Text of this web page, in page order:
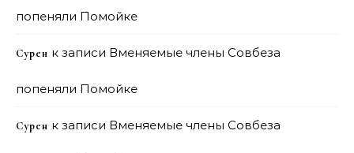
попеняли Помойке
Сурен к записи Вменяемые члены Совбеза
попеняли Помойке
Сурен к записи Вменяемые члены Совбеза